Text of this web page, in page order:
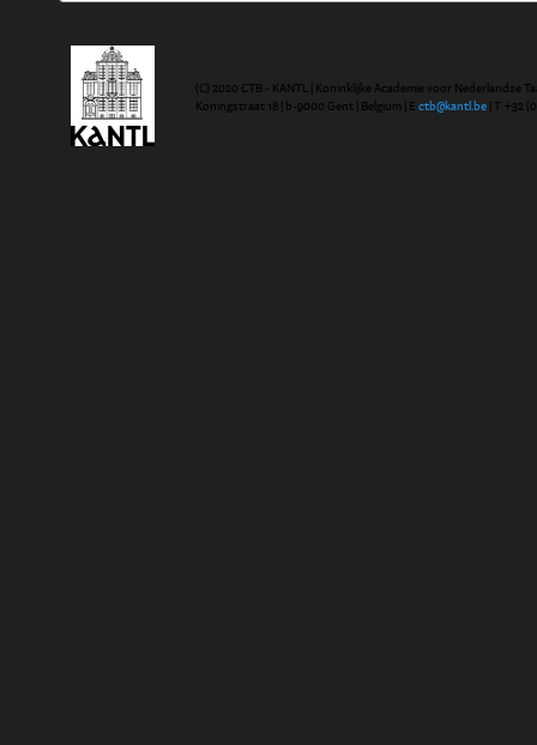
(C) 2020 CTB - KANTL | Koninklijke Academie voor Nederlandse
Koningstraat 18 | b-9000 Gent | Belgium | E ctb@kantl.be | T +32